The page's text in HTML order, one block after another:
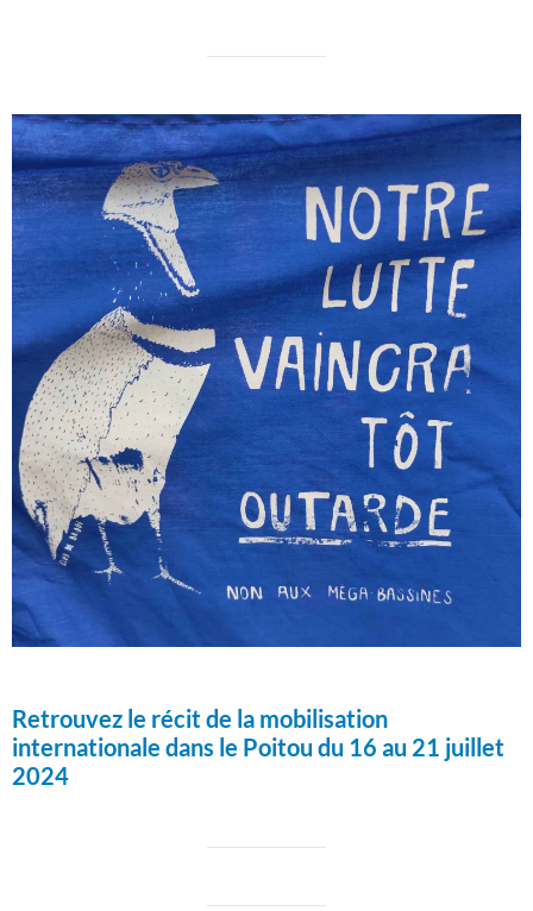
Retrouvez le récit de la mobilisation
internationale dans le Poitou du 16 au 21 juillet
2024